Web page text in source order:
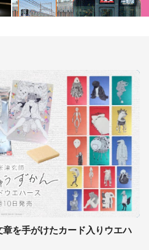
を手がけたカード入りウエハ